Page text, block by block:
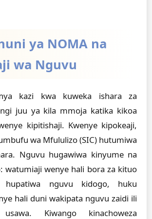
ya NOMA na
wa Nguvu
kazi kwa kuweka ishara za
juu ya kila mmoja katika kikoa
kipitishaji. Kwenye kipokeaji,
wa Mfululizo (SIC) hutumiwa
Nguvu hugawiwa kinyume na
watumiaji wenye hali bora za kituo
hupatiwa nguvu kidogo, huku
hali duni wakipata nguvu zaidi ili
usawa. Kiwango kinachoweza